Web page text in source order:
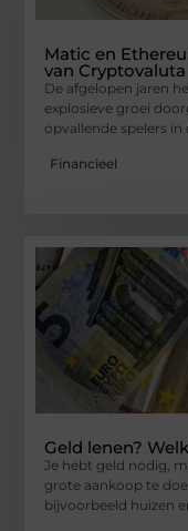
Matic en
van Cryptovaluta
De afgelopen jaren
explosieve groei
opvallende spelers
Financieel
Geld lenen?
Je hebt geld nodig,
grote aankoop te
bijvoorbeeld huizen